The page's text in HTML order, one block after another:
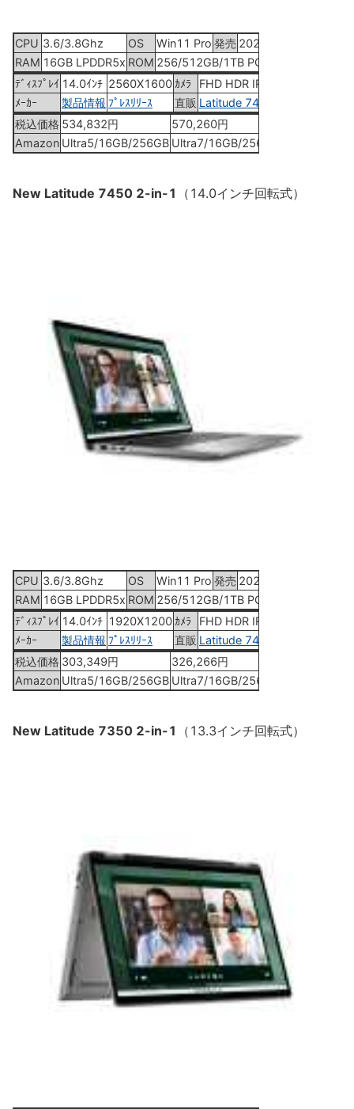
CPU 3.6/3.8Ghz OS Win11 Pro 発売 2024年3月13日
RAM 16GB LPDDR5x ROM 256/512GB/1TB PCIe
ﾃﾞｨｽﾌﾟﾚｲ 14.0ｲﾝﾁ 2560X1600 ｶﾒﾗ
FHD HDR IR
ﾒｰｶｰ
製品情報 ﾌﾟﾚｽﾘﾘｰｽ 直販 Latitude 7400
税込価格 534,832円
570,260円
Amazon Ultra5/16GB/256GB Ultra7/16GB/256GB
New Latitude 7450 2-in-1 （14.0インチ回転式）
CPU 3.6/3.8Ghz OS Win11 Pro 発売 2024年3月13日
RAM 16GB LPDDR5x ROM 256/512GB/1TB PCIe
ﾃﾞｨｽﾌﾟﾚｲ 14.0ｲﾝﾁ 1920X1200 ｶﾒﾗ
FHD HDR IR
ﾒｰｶｰ
製品情報 ﾌﾟﾚｽﾘﾘｰｽ 直販 Latitude 7450
税込価格 303,349円 326,266円
Amazon Ultra5/16GB/256GB Ultra7/16GB/256GB
New Latitude 7350 2-in-1 （13.3インチ回転式）